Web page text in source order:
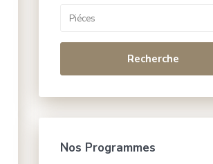
Piéces
Recherche
Nos Programmes